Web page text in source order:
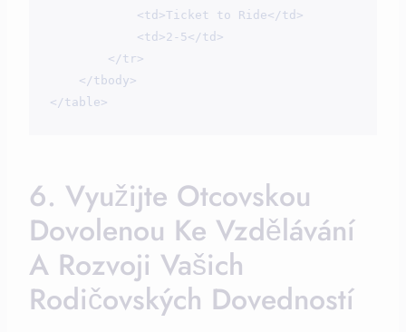
</table>
6. Využijte Otcovskou
Dovolenou Ke Vzdělávání
A Rozvoji Vašich
Rodičovských Dovedností